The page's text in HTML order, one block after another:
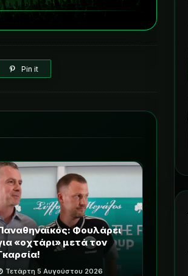
Pin it
Φουλάρει
«οχτάρι» μετά τον
Τετάρτη 5 Αυγούστου 2026